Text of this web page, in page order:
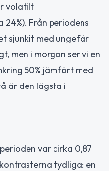
volatilt
Från periodens
sjunkit med ungefär
men i morgon ser vi en
50% jämfört med
är den lägsta i
var cirka 0,87
tydliga: en